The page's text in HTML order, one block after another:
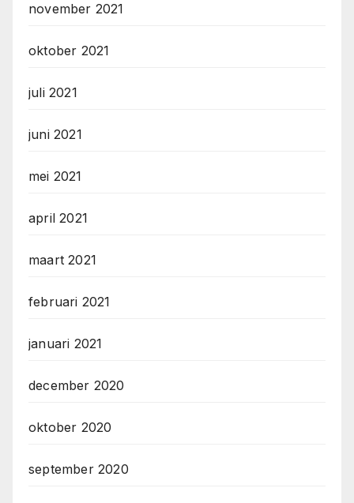
november 2021
oktober 2021
juli 2021
juni 2021
mei 2021
april 2021
maart 2021
februari 2021
januari 2021
december 2020
oktober 2020
september 2020